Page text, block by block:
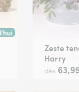
aujourd'hui (pour
Zeste
Harry
dès